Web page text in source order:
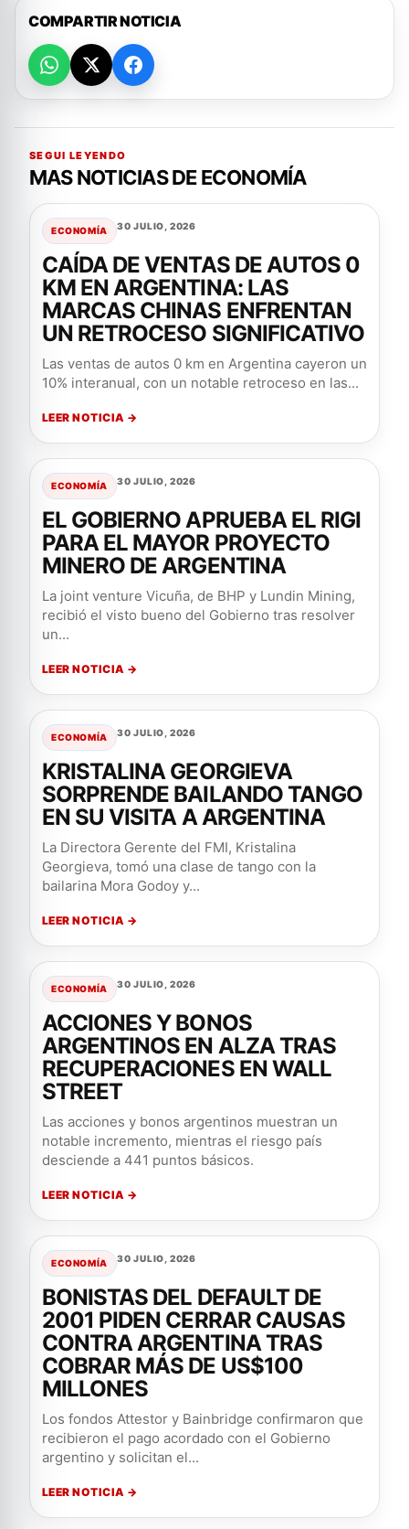
COMPARTIR NOTICIA
SEGUI LEYENDO
MAS NOTICIAS DE ECONOMÍA
ECONOMÍA 30 JULIO, 2026
CAÍDA DE VENTAS DE AUTOS 0
KM EN ARGENTINA: LAS
MARCAS CHINAS ENFRENTAN
UN RETROCESO SIGNIFICATIVO
Las ventas de autos 0 km en Argentina cayeron un
10% interanual, con un notable retroceso en las...
LEER NOTICIA →
ECONOMÍA 30 JULIO, 2026
EL GOBIERNO APRUEBA EL RIGI
PARA EL MAYOR PROYECTO
MINERO DE ARGENTINA
La joint venture Vicuña, de BHP y Lundin Mining,
recibió el visto bueno del Gobierno tras resolver
un...
LEER NOTICIA →
ECONOMÍA 30 JULIO, 2026
KRISTALINA GEORGIEVA
SORPRENDE BAILANDO TANGO
EN SU VISITA A ARGENTINA
La Directora Gerente del FMI, Kristalina
Georgieva, tomó una clase de tango con la
bailarina Mora Godoy y...
LEER NOTICIA →
ECONOMÍA 30 JULIO, 2026
ACCIONES Y BONOS
ARGENTINOS EN ALZA TRAS
RECUPERACIONES EN WALL
STREET
Las acciones y bonos argentinos muestran un
notable incremento, mientras el riesgo país
desciende a 441 puntos básicos.
LEER NOTICIA →
ECONOMÍA 30 JULIO, 2026
BONISTAS DEL DEFAULT DE
2001 PIDEN CERRAR CAUSAS
CONTRA ARGENTINA TRAS
COBRAR MÁS DE US$100
MILLONES
Los fondos Attestor y Bainbridge confirmaron que
recibieron el pago acordado con el Gobierno
argentino y solicitan el...
LEER NOTICIA →